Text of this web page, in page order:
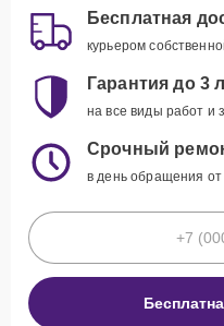
Бесплатная
курьером
Гарантия до 3
на все виды работ и
Срочный
в день обращения